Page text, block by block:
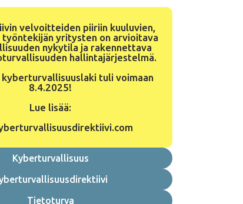
velvoitteiden piiriin kuuluvien,
työntekijän yritysten on arvioitava
nykytila ja rakennettava
hallintajärjestelmä.
kyberturvallisuuslaki tuli voimaan
8.4.2025!
Lue lisää:
Kyberturvallisuus
Tietoturva